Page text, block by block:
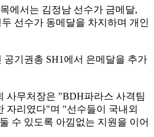
에서는 김정남 선수가 금메달,
선수가 동메달을 차지하며 개인
공기권총 SH1에서 은메달을 추가
사무처장은 "BDH파라스 사격팀
자리였다"며 "선수들이 국내외
수 있도록 아낌없는 지원을 이어